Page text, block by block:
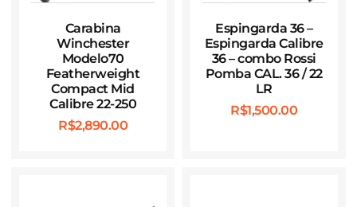
Carabina
Winchester
Modelo70
Featherweight
Compact Mid
Calibre 22-250
R$2,890.00
Espingarda 36 –
Espingarda Calibre
36 – combo Rossi
Pomba CAL. 36 / 22
LR
R$1,500.00